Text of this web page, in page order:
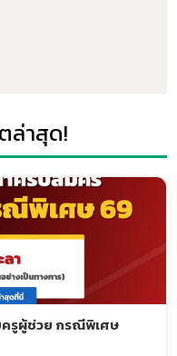
ล่าสุด!
รูผู้ช่วย กรณีพิเศษ